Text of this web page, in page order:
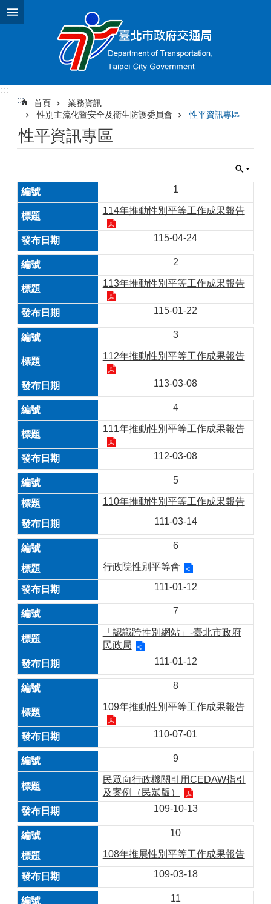
跳到主要內容區塊
:::
:::
首頁
業務資訊
性別主流化暨安全及衛生防護委員會
性平資訊專區
性平資訊專區
1
114年推動性別平等工作成果報告
115-04-24
2
113年推動性別平等工作成果報告
115-01-22
3
112年推動性別平等工作成果報告
113-03-08
4
111年推動性別平等工作成果報告
112-03-08
5
110年推動性別平等工作成果報告
111-03-14
6
行政院性別平等會
111-01-12
7
「認識跨性別網站」-臺北市政府
民政局
111-01-12
8
109年推動性別平等工作成果報告
110-07-01
9
民眾向行政機關引用CEDAW指引
及案例（民眾版）
109-10-13
10
108年推展性別平等工作成果報告
109-03-18
11